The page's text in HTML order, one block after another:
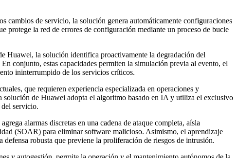
cambios de servicio, la solución genera automáticamente configuraciones
protege la red de errores de configuración mediante un proceso de bucle
Huawei, la solución identifica proactivamente la degradación del
conjunto, estas capacidades permiten la simulación previa al evento, el
ininterrumpido de los servicios críticos.
que requieren experiencia especializada en operaciones y
de Huawei adopta el algoritmo basado en IA y utiliza el exclusivo
servicio.
alarmas discretas en una cadena de ataque completa, aísla
(SOAR) para eliminar software malicioso. Asimismo, el aprendizaje
robusta que previene la proliferación de riesgos de intrusión.